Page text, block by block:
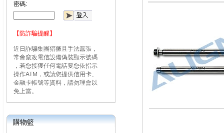
密碼:
【防詐騙提醒】
近日詐騙集團猖獗且手法囂張，
常會竄改電信設備偽裝顯示號碼
，若您接獲任何電話要您依指示
操作ATM，或請您提供信用卡、
金融卡帳號等資料，請勿理會以
免上當。
購物籃